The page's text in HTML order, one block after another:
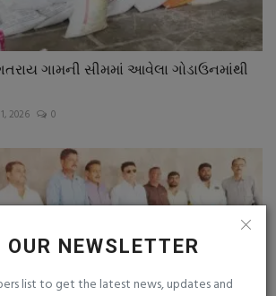
NEWSLETTER
list to get the latest news, updates and
ગામની સીમમાં આવેલા ગોડાઉનમાંથી
2026 0